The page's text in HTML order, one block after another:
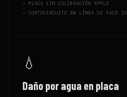
→ PLACA SIN CALIBRACIÓN APPLE
→ CORTOCIRCUITO EN LÍNEA DE FACE ID
💧
Daño por agua en placa